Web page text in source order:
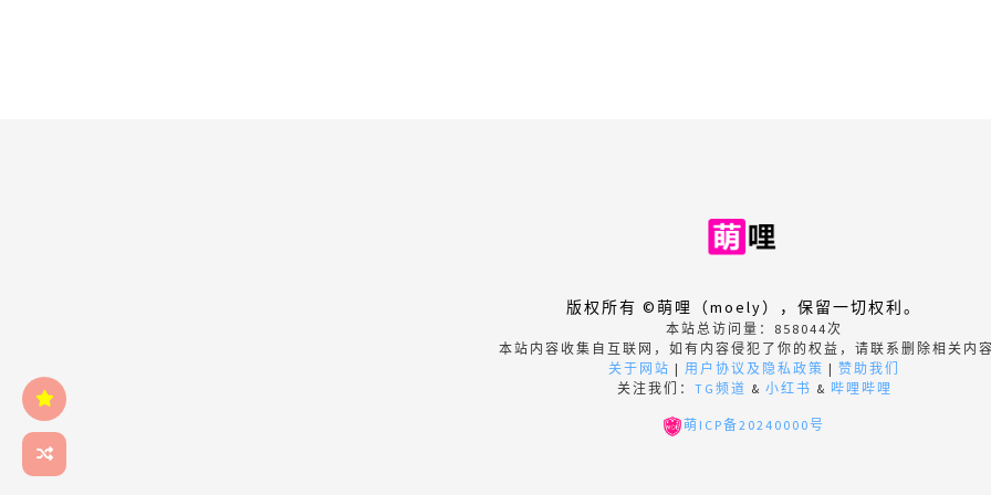
版权所有 ©萌哩（moely），保留一切权利。
本站总访问量： 858044次
本站内容收集自互联网，如有内容侵犯了你的权益，请联系删除相关内
关于网站 | 用户协议及隐私政策 | 赞助我们
关注我们： TG频道 & 小红书 & 哔哩哔哩
萌ICP备20240000号